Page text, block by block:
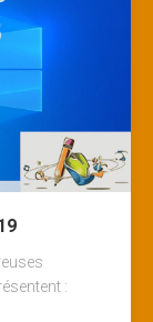
: